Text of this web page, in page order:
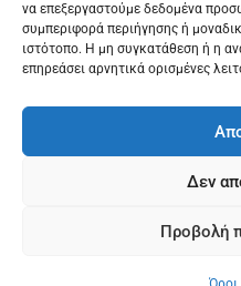
να επεξεργαστούμε δεδομένα
συμπεριφορά περιήγησης ή
ιστότοπο. Η μη συγκατάθεση ή η
επηρεάσει αρνητικά ορισμένες
Δεν
Προβολή
Ακολουθήστε μας στα
©2025 Portal Επιμελητηρίου